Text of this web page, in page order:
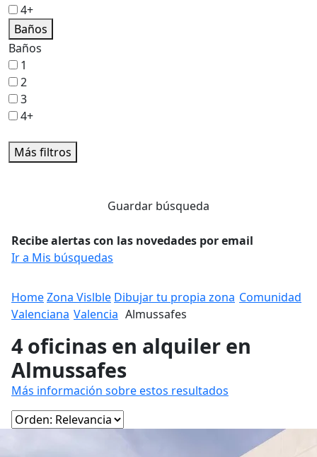
4+
Baños
Baños
1
2
3
4+
Más filtros
Guardar búsqueda
Recibe alertas con las novedades por email
Ir a Mis búsquedas
HomeZona Vislble Dibujar tu propia zona Comunidad
Valenciana Valencia Almussafes
4 oficinas en alquiler en
Almussafes
Más información sobre estos resultados